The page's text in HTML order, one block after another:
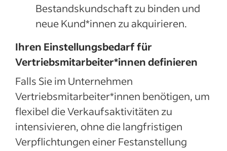
Bestandskundschaft zu binden und
neue Kund*innen zu akquirieren.
Ihren Einstellungsbedarf für
Vertriebsmitarbeiter*innen definieren
Falls Sie im Unternehmen
Vertriebsmitarbeiter*innen benötigen, um
flexibel die Verkaufsaktivitäten zu
intensivieren, ohne die langfristigen
Verpflichtungen einer Festanstellung